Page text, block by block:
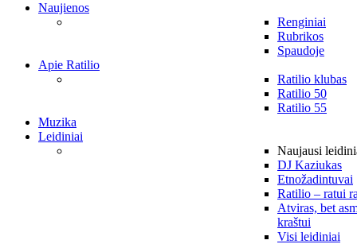
Naujienos
Renginiai
Rubrikos
Spaudoje
Apie Ratilio
Ratilio klubas
Ratilio 50
Ratilio 55
Muzika
Leidiniai
Naujausi
DJ Kaziukas
Etnožadintuvai
Ratilio – ratui
Atviras, bet
kraštui
Visi leidiniai